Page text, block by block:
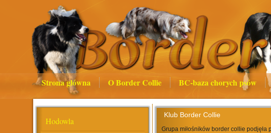
Strona główna O Border Collie BC-baza chorych psów
Hodowla
Klub Border Collie
Grupa miłośników border collie